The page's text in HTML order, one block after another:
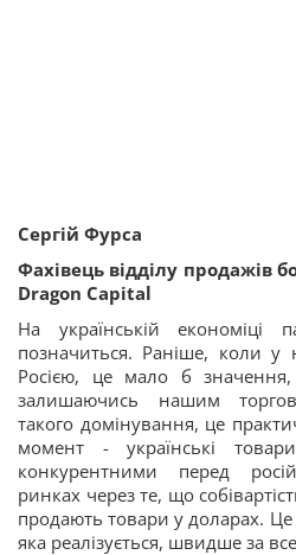
Сергій Фурса
Фахівець відділу продажів
Dragon Capital
На українській економіці
позначиться. Раніше, коли у
Росією, це мало б
залишаючись нашим
такого домінування, це
момент - українські
конкурентними перед
ринках через те, що
продають товари у доларах. Це
яка реалізується, швидше за